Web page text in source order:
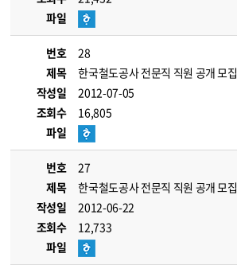
파일
번호
28
제목
한국철도공사 전문직 직원 공개 모집
작성일
2012-07-05
조회수
16,805
파일
번호
27
제목
한국철도공사 전문직 직원 공개 모집
작성일
2012-06-22
조회수
12,733
파일